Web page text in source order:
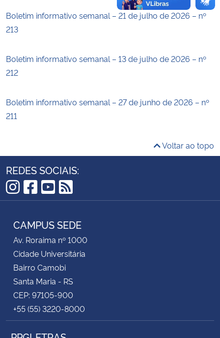
Boletim informativo semanal – 21 de julho de 2026 – nº
213
Boletim informativo semanal – 13 de julho de 2026 – nº
212
Boletim informativo semanal – 27 de junho de 2026 – nº
211
Voltar ao topo
REDES SOCIAIS:
Instagram
Facebook
YouTube
RSS
CAMPUS SEDE
Av. Roraima nº 1000
Cidade Universitária
Bairro Camobi
Santa Maria - RS
CEP: 97105-900
+55 (55) 3220-8000